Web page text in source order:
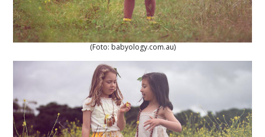
(Foto: babyology.com.au)